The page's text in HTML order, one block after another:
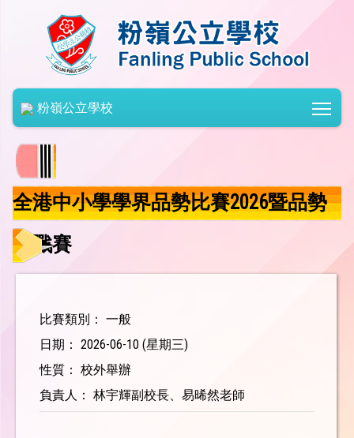
粉嶺公立學校
全港中小學學界品勢比賽2026暨品勢
挑戰賽
比賽類別： 一般
日期： 2026-06-10 (星期三)
性質： 校外舉辦
負責人： 林宇輝副校長、易晞然老師